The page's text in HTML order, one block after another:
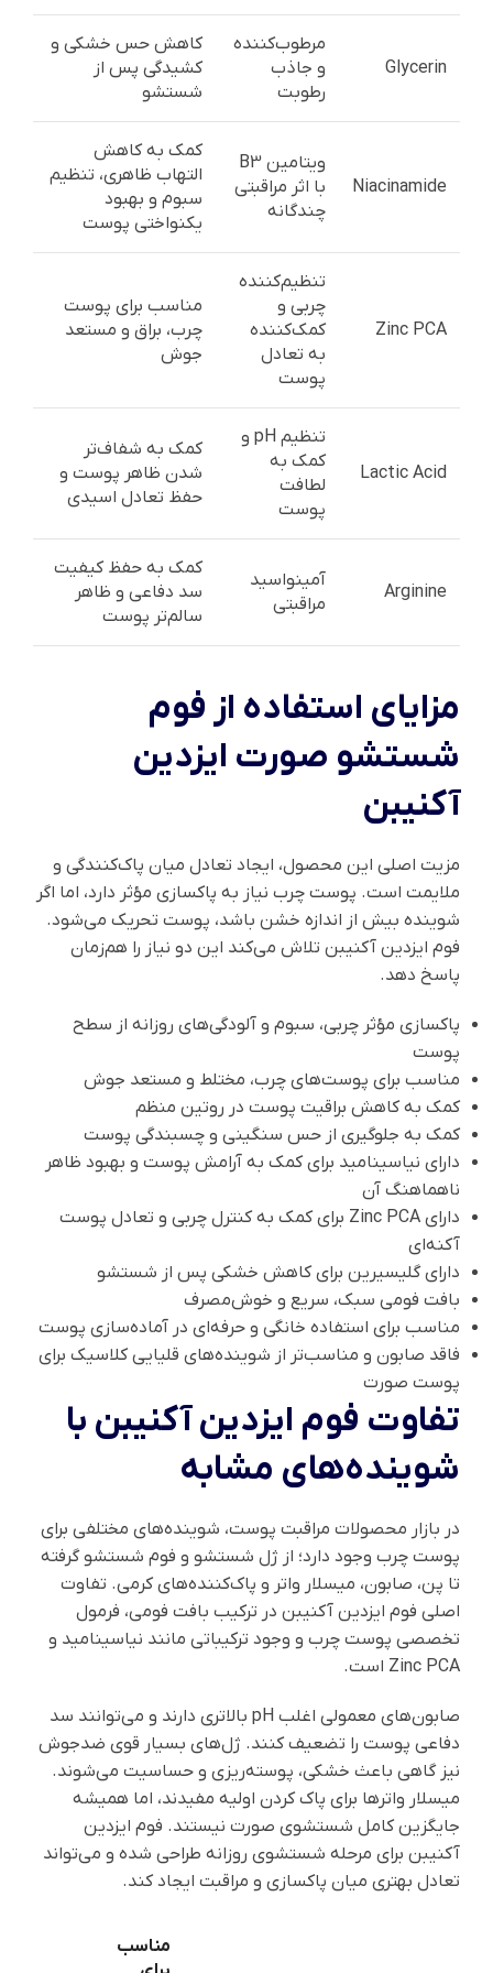
Glycerin
مرطوب‌کننده
و جاذب
رطوبت
کاهش حس خشکی و
کشیدگی پس از
شستشو
Niacinamide
ویتامین B3
با اثر مراقبتی
چندگانه
کمک به کاهش
التهاب ظاهری، تنظیم
سبوم و بهبود
یکنواختی پوست
Zinc PCA
تنظیم‌کننده
چربی و
کمک‌کننده
به تعادل
پوست
مناسب برای پوست
چرب، براق و مستعد
جوش
Lactic Acid
تنظیم pH و
کمک به
لطافت
پوست
کمک به شفاف‌تر
شدن ظاهر پوست و
حفظ تعادل اسیدی
Arginine
آمینواسید
مراقبتی
کمک به حفظ کیفیت
سد دفاعی و ظاهر
سالم‌تر پوست
مزایای استفاده از فوم
شستشو صورت ایزدین
آکنیبن
مزیت اصلی این محصول، ایجاد تعادل میان پاک‌کنندگی و
ملایمت است. پوست چرب نیاز به پاکسازی مؤثر دارد، اما اگر
شوینده بیش از اندازه خشن باشد، پوست تحریک می‌شود.
فوم ایزدین آکنیبن تلاش می‌کند این دو نیاز را هم‌زمان
پاسخ دهد.
پاکسازی مؤثر چربی، سبوم و آلودگی‌های روزانه از سطح
پوست
مناسب برای پوست‌های چرب، مختلط و مستعد جوش
کمک به کاهش براقیت پوست در روتین منظم
کمک به جلوگیری از حس سنگینی و چسبندگی پوست
دارای نیاسینامید برای کمک به آرامش پوست و بهبود ظاهر
ناهماهنگ آن
دارای Zinc PCA برای کمک به کنترل چربی و تعادل پوست
آکنه‌ای
دارای گلیسیرین برای کاهش خشکی پس از شستشو
بافت فومی سبک، سریع و خوش‌مصرف
مناسب برای استفاده خانگی و حرفه‌ای در آماده‌سازی پوست
فاقد صابون و مناسب‌تر از شوینده‌های قلیایی کلاسیک برای
پوست صورت
تفاوت فوم ایزدین آکنیبن با
شوینده‌های مشابه
در بازار محصولات مراقبت پوست، شوینده‌های مختلفی برای
پوست چرب وجود دارد؛ از ژل شستشو و فوم شستشو گرفته
تا پن، صابون، میسلار واتر و پاک‌کننده‌های کرمی. تفاوت
اصلی فوم ایزدین آکنیبن در ترکیب بافت فومی، فرمول
تخصصی پوست چرب و وجود ترکیباتی مانند نیاسینامید و
Zinc PCA است.
صابون‌های معمولی اغلب pH بالاتری دارند و می‌توانند سد
دفاعی پوست را تضعیف کنند. ژل‌های بسیار قوی ضدجوش
نیز گاهی باعث خشکی، پوسته‌ریزی و حساسیت می‌شوند.
میسلار واترها برای پاک کردن اولیه مفیدند، اما همیشه
جایگزین کامل شستشوی صورت نیستند. فوم ایزدین
آکنیبن برای مرحله شستشوی روزانه طراحی شده و می‌تواند
تعادل بهتری میان پاکسازی و مراقبت ایجاد کند.
مناسب